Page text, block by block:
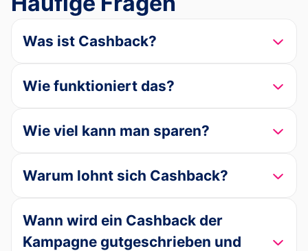
Was ist Cashback?
Wie funktioniert das?
Wie viel kann man sparen?
Warum lohnt sich Cashback?
Wann wird ein Cashback der
Kampagne gutgeschrieben und